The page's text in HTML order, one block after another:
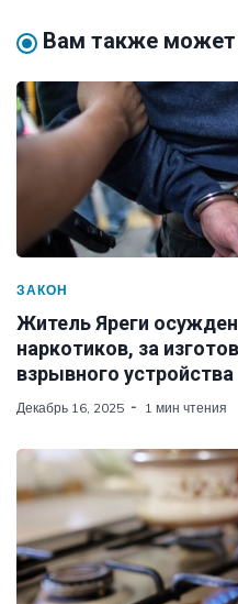
Вам также может
ЗАКОН
Житель Яреги
наркотиков, за
взрывного устройства
Декабрь 16, 2025 1 мин чтения